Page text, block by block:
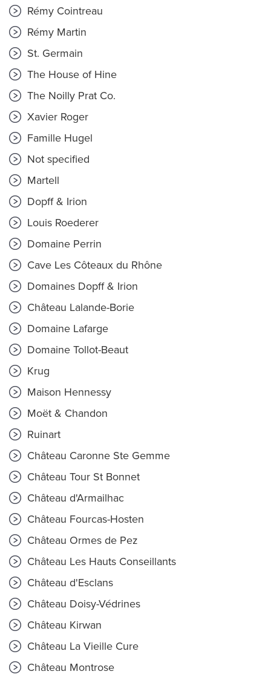
Rémy Cointreau
Rémy Martin
St. Germain
The House of Hine
The Noilly Prat Co.
Xavier Roger
Famille Hugel
Not specified
Martell
Dopff & Irion
Louis Roederer
Domaine Perrin
Cave Les Côteaux du Rhône
Domaines Dopff & Irion
Château Lalande-Borie
Domaine Lafarge
Domaine Tollot-Beaut
Krug
Maison Hennessy
Moët & Chandon
Ruinart
Château Caronne Ste Gemme
Château Tour St Bonnet
Château d'Armailhac
Château Fourcas-Hosten
Château Ormes de Pez
Château Les Hauts Conseillants
Château d'Esclans
Château Doisy-Védrines
Château Kirwan
Château La Vieille Cure
Château Montrose